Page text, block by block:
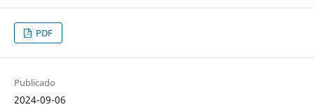
PDF
Publicado
2024-09-06